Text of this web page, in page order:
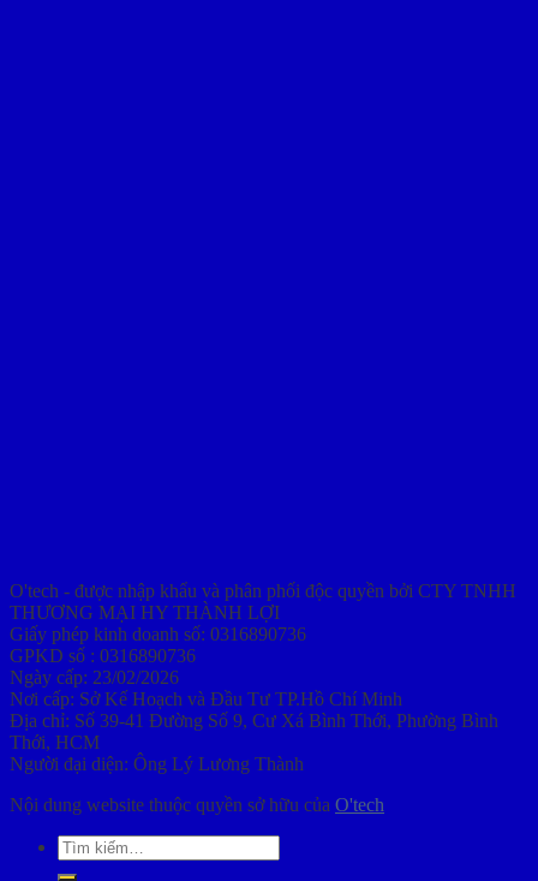
O'tech - được nhập khẩu và phân phối độc quyền bởi CTY TNHH
THƯƠNG MẠI HY THÀNH LỢI
Giấy phép kinh doanh số: 0316890736
GPKD số : 0316890736
Ngày cấp: 23/02/2026
Nơi cấp: Sở Kế Hoạch và Đầu Tư TP.Hồ Chí Minh
Địa chỉ: Số 39-41 Đường Số 9, Cư Xá Bình Thới, Phường Bình
Thới, HCM
Người đại diện: Ông Lý Lương Thành
Nội dung website thuộc quyền sở hữu của O'tech
Tìm
kiếm: